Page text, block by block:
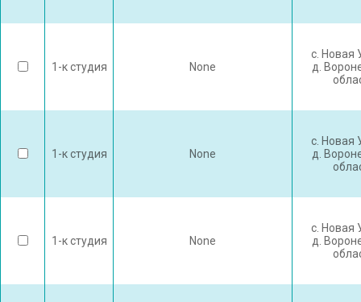
1-к студия None
с. Новая
д.
1-к студия None
с. Новая
д.
1-к студия None
с. Новая
д.